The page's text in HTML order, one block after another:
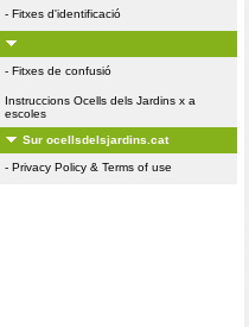
- Fitxes d'identificació
- Fitxes de confusió
Instruccions Ocells dels Jardins x a
escoles
Sur ocellsdelsjardins.cat
- Privacy Policy & Terms of use